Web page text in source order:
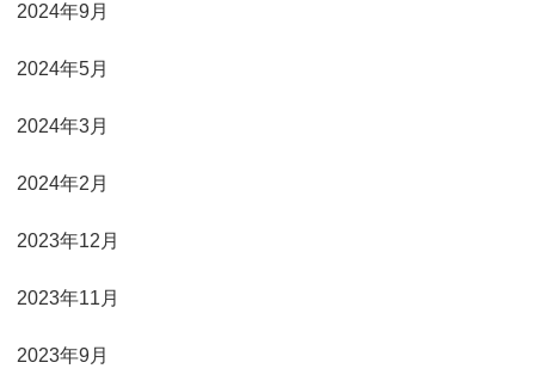
2024年9月
2024年5月
2024年3月
2024年2月
2023年12月
2023年11月
2023年9月